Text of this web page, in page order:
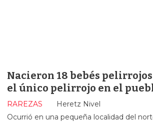
Nacieron 18 bebés
el único pelirrojo en el
Heretz Nivel
RAREZAS
Ocurrió en una pequeña localidad del